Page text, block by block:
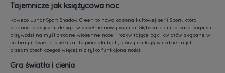
Tajemnicze jak księżycowa noc
Kaweco Lunar Sport Shadow Green to nowa odsłona kultowej serii Sport, która
przenosi klasyczny design w zupełnie nowy wymiar. Głęboka, ciemna baza korpusu
przywodzi na myśl chłodne wiosenne noce i rozkwitające pąki kwiatów skąpane w
srebrnym świetle księżyca. To pióro dla tych, którzy szukają w codziennych
przedmiotach czegoś więcej niż tylko funkcjonalności.
Gra światła i cienia